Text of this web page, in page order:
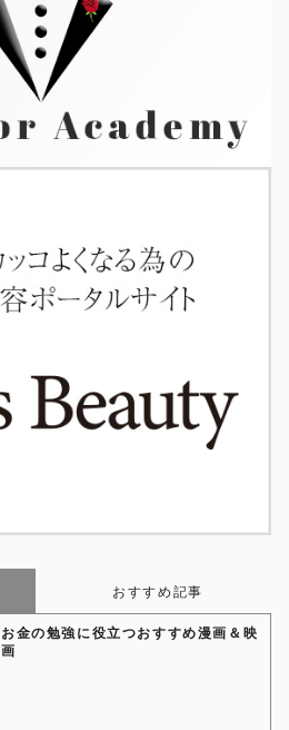
おすすめ記事
お金の勉強に役立つおすすめ漫画＆映
画